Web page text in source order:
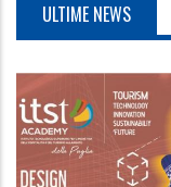
ULTIME NEWS